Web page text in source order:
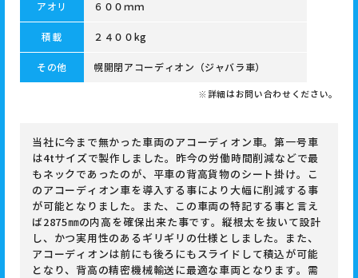
アオリ ６００ｍｍ
積載 ２４００kg
その他 幌開閉アコーディオン（ジャバラ車）
※詳細はお問い合わせください。
当社に今まで無かった車両のアコーディオン車。第一号車
は4tサイズで製作しました。昨今の労働時間削減などで最
もネックであったのが、平車の背高貨物のシート掛け。こ
のアコーディオン車を導入する事により大幅に削減する事
が可能となりました。また、この車両の特記する事と言え
ば2875㎜の内高を確保出来た事です。縦根太を抜いて設計
し、かつ実用性のあるギリギリの仕様としました。また、
アコーディオンは前にも後ろにもスライドして積込が可能
となり、背高の精密機械輸送に最適な車両となります。需